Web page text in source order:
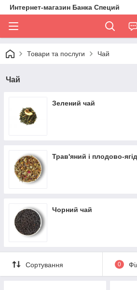
Интернет-магазин Банка Специй
Товари та послуги Чай
Чай
Зелений чай
Трав'яний і плодово-
Чорний чай
Сортування 0